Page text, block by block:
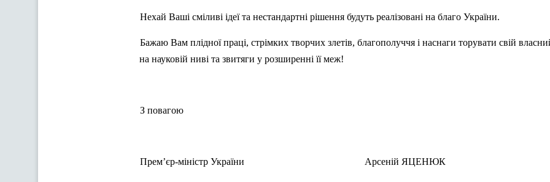
Нехай Ваші сміливі ідеї та нестандартні рішення будуть реалізовані на благо України.
Бажаю Вам плідної праці, стрімких творчих злетів, благополуччя і наснаги торувати свій
на науковій ниві та звитяги у розширенні її меж!
З повагою
Прем’єр-міністр України Арсеній ЯЦЕНЮК